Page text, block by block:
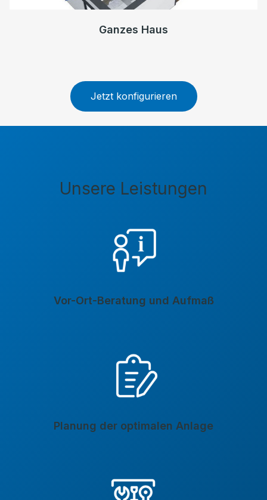
Ganzes Haus
Jetzt konfigurieren
Unsere Leistungen
Vor-Ort-Beratung und Aufmaß
Planung der optimalen Anlage